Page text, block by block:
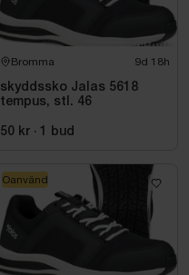
Bromma 9d 18h
skyddssko Jalas 5618
tempus, stl. 46
50 kr · 1 bud
Oanvänd